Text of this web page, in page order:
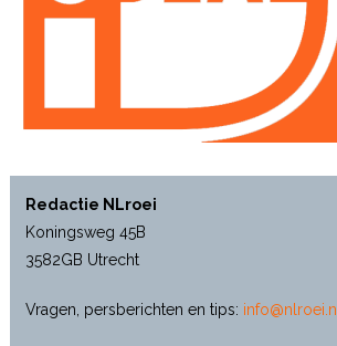
Redactie NLroei
Koningsweg 45B
3582GB Utrecht
Vragen, persberichten en tips: info@nlroei.nl